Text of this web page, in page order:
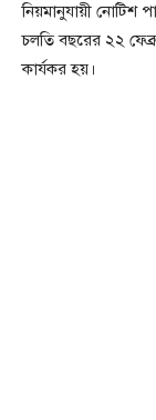
নিয়মানুযায়ী নোটিশ
চলতি বছরের ২২
কার্যকর হয়।